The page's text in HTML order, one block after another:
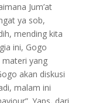
Jum’at
ya sob,
mending kita
ini, Gogo
yang
akan diskusi
malam ini